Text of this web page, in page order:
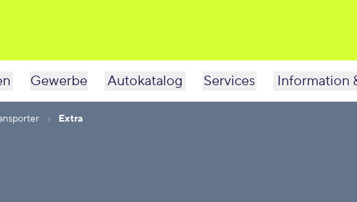
Gewerbe Autokatalog Services Information
Extra